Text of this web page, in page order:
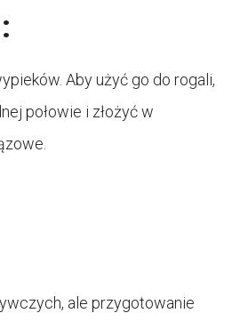
Aby użyć go do rogali,
połowie i złożyć w
ale przygotowanie